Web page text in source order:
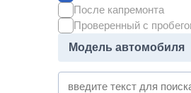
После капремонта
Проверенный с
Модель автомобиля